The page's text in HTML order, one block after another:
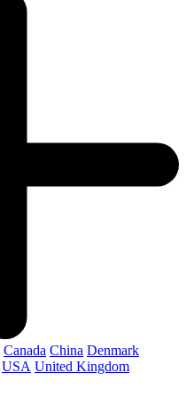
Canada China Denmark
USA United Kingdom